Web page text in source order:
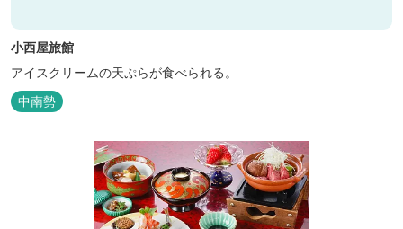
小西屋旅館
アイスクリームの天ぷらが食べられる。
中南勢